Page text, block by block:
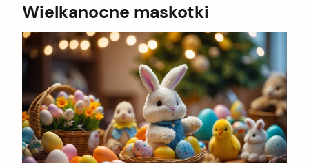
Wielkanocne maskotki